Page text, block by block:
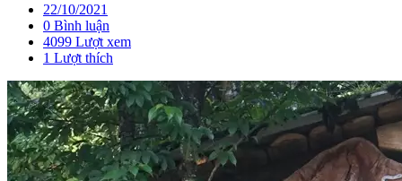
22/10/2021
0 Bình luận
4099 Lượt xem
1 Lượt thích